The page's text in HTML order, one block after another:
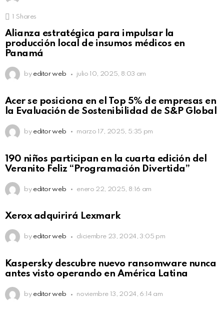
Shares
Alianza estratégica para impulsar la
producción local de insumos médicos en
Panamá
by editor web julio 10, 2025, 8:03 am
Acer se posiciona en el Top 5% de empresas en
la Evaluación de Sostenibilidad de S&P Global
by editor web marzo 17, 2025, 5:35 pm
190 niños participan en la cuarta edición del
Veranito Feliz “Programación Divertida”
by editor web enero 22, 2025, 8:16 am
Xerox adquirirá Lexmark
by editor web diciembre 23, 2024, 3:05 pm
Kaspersky descubre nuevo ransomware nunca
antes visto operando en América Latina
by editor web noviembre 13, 2024, 6:14 am